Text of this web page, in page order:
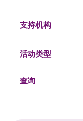
支持机构
活动类型
查询